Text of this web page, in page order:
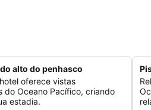
alto do penhasco
oferece vistas
do Oceano Pacífico, criando
estadia.